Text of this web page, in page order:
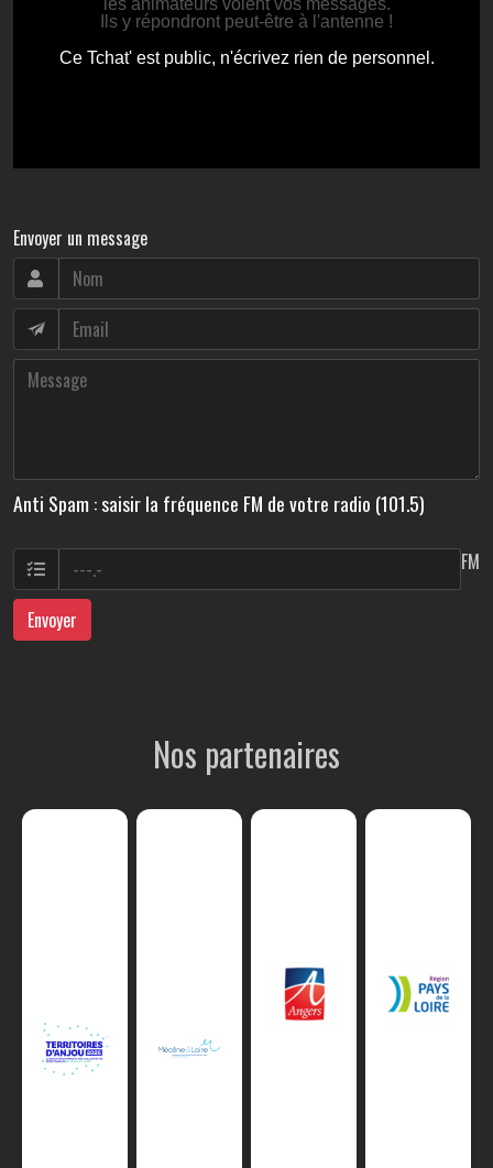
Envoyer un message
Anti Spam : saisir la fréquence FM de votre radio (101.5)
FM
Envoyer
Nos partenaires